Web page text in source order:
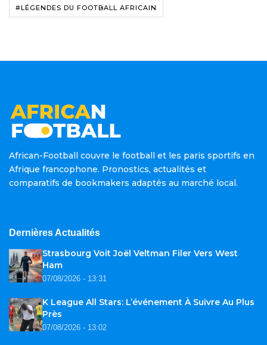
#LÉGENDES DU FOOTBALL AFRICAIN
African-Football couvre le football et les paris sportifs en
Afrique francophone. Pronostics, actualités et
comparatifs de bookmakers adaptés au marché local.
Dernières Actualités
Strasbourg Voit Joël Veltman Filer Vers West
Ham
07/08/2026 - 13:31
K League All Stars: L’événement À Suivre Au Plus
Près
07/08/2026 - 13:02